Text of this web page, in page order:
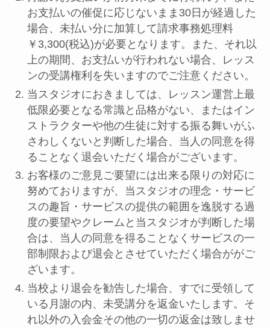
お支払いの催促に応じないまま30日が経過した
場合、未払い分に加算して請求事務処理料
￥3,300(税込)が必要となります。また、それ以
上の期間、お支払いが行われない場合、レッス
ンの受講権利を失いますのでご注意ください。
当スタジオにおきましては、レッスン運営上最
低限必要となる常識と品格がない、またはイン
ストラクターや他の生徒に対する振る舞いがふ
さわしくないと判断した場合、当人の同意を得
ることなく退会いただく場合がございます。
お客様のご意見ご要望には出来る限りの対応に
努めておりますが、当スタジオの理念・サービ
スの趣旨・サービスの提供の範囲を逸脱する過
度の要望やクレームと当スタジオが判断した場
合は、当人の同意を得ることなくサービスの一
部制限および退会とさせていただく場合ががご
ざいます。
当校より退会を勧告した場合、すでに受領して
いる月謝の内、未受講分を返金いたします。そ
れ以外の入会金その他の一切の返金は致しませ